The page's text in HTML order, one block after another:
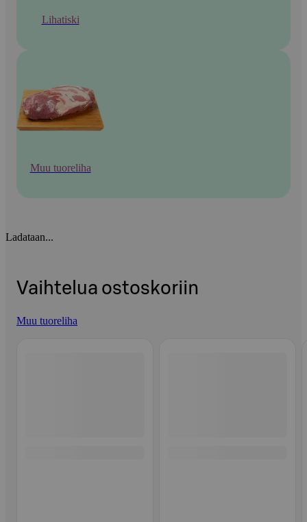
Lihatiski
Muu tuoreliha
Ladataan...
Vaihtelua ostoskoriin
Muu tuoreliha